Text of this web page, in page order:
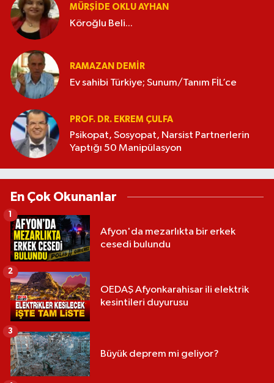
MÜRŞIDE OKLU AYHAN
Köroğlu Beli...
RAMAZAN DEMİR
Ev sahibi Türkiye; Sunum/Tanım FİL’ce
PROF. DR. EKREM ÇULFA
Psikopat, Sosyopat, Narsist Partnerlerin
Yaptığı 50 Manipülasyon
En Çok Okunanlar
Afyon'da mezarlıkta bir erkek
cesedi bulundu
1
OEDAŞ Afyonkarahisar ili elektrik
kesintileri duyurusu
2
Büyük deprem mi geliyor?
3